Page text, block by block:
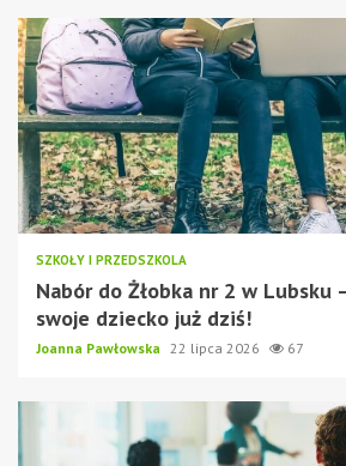
SZKOŁY I PRZEDSZKOLA
Nabór do Żłobka nr 2 w Lubsku
swoje dziecko już dziś!
Joanna Pawłowska 22 lipca 2026 67